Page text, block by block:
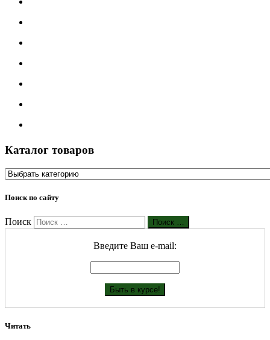
Каталог товаров
Поиск по сайту
Поиск Поиск …
Введите Ваш е-mail:
Читать